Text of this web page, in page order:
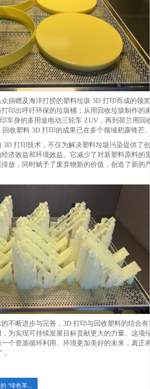
捐赠及海洋打捞的塑料垃圾 3D 打印而成的领奖
印出呼吁环保的垃圾桶；从用回收垃圾制作的
车身的多用途电动三轮车 ZUV，再到荷兰用回
收塑料 3D 打印的成果已在多个领域初露锋芒
3D 打印技术，不仅为解决塑料垃圾污染提供了创
济效益和环境效益。它减少了对新塑料原料的
放，同时赋予了废弃物新的价值，创造了新的
不断进步与完善，3D 打印与回收塑料的结合有
为实现可持续发展目标贡献更大的力量。这项
个资源循环利用、环境更加美好的未来，真正
“绿色革...